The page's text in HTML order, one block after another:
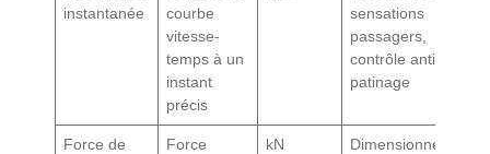
instantanée
courbe
vitesse-
temps à un
instant
précis
sensations
passagers,
contrôle anti-
patinage
Force de
Force
kN
Dimensionnement